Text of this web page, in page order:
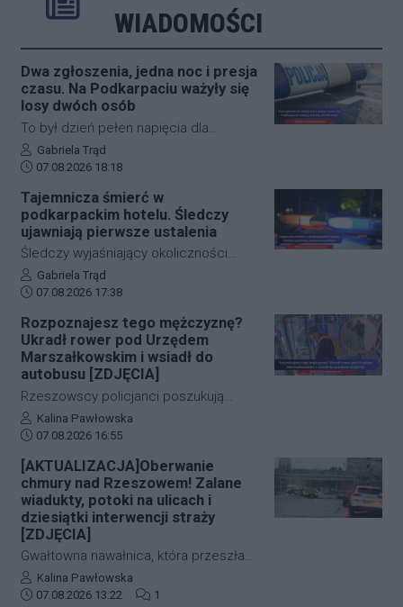
WIADOMOŚCI
Dwa zgłoszenia, jedna noc i presja
czasu. Na Podkarpaciu ważyły się
losy dwóch osób
To był dzień pełen napięcia dla
funkcjonariuszy z powiatu niżańskiego.
W ciągu zaledwie kilkunastu godzin
służby ratunkowe musiały
przeprowadzić dwie niezależne,
intensywne akcje poszukiwawcze. W
obu przypadkach chodziło o ludzkie
życie, a kluczową rolę odegrał czas.
Dzięki błyskawicznej mobilizacji policji,
nowoczesnej technologii, obie historie
zakończyły się szczęśliwie.
Autor artykułu:
Gabriela Trąd
Data dodania artykułu:
07.08.2026 18:18
Tajemnicza śmierć w
podkarpackim hotelu. Śledczy
ujawniają pierwsze ustalenia
Śledczy wyjaśniający okoliczności
tragicznego zdarzenia na terenie
jednego z sanockich hoteli dysponują
sądowych. Z przeprowadzonej sekcji
zwłok 37-letniego mężczyzny wynika,
że na tym etapie postępowania nic nie
wskazuje na udział osób trzecich.
Autor artykułu:
Gabriela Trąd
Data dodania artykułu:
07.08.2026 17:38
Rozpoznajesz tego mężczyznę?
Ukradł rower pod Urzędem
Marszałkowskim i wsiadł do
autobusu [ZDJĘCIA]
Rzeszowscy policjanci poszukują
sprawcy kradzieży roweru marki Kross
o wartości około 1500 złotych. Do
zdarzenia doszło w ścisłym centrum
miasta – pod Urzędem
Marszałkowskim przy al. Cieplińskiego.
Złodziej ze skradzionym jednośladem
wsiadł do autobusu MPK linii 28. Jego
wizerunek zarejestrowały kamery
monitoringu, a policja apeluje o pomoc
w identyfikacji mężczyzny.
Autor artykułu:
Kalina Pawłowska
Data dodania artykułu:
07.08.2026 16:55
[AKTUALIZACJA]Oberwanie
chmury nad Rzeszowem! Zalane
wiadukty, potoki na ulicach i
dziesiątki interwencji straży
[ZDJĘCIA]
Gwałtowna nawałnica, która przeszła
nad Rzeszowem tuż po godzinie 12:00,
w kilka minut sparaliżowała ruch w
Autor artykułu:
Kalina Pawłowska
Data dodania artykułu:
07.08.2026 13:22 Liczba komentarzy artykułu:
1